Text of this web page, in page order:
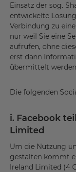
Einsatz der sog.
entwickelte
Verbindung zu
nur weil Sie eine
aufrufen, ohne
erst dann
übermittelt
Die folgenden
i. Facebook
Limited
Um die Nutzung
gestalten kommt
Ireland Limited (4